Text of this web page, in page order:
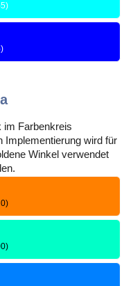
im Farbenkreis
Implementierung wird für
Winkel verwendet